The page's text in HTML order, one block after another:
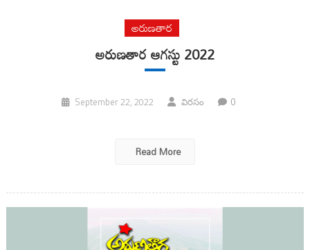
అరుణతార
అరుణతార ఆగస్టు 2022
September 22, 2022 విరసం 0
Read More